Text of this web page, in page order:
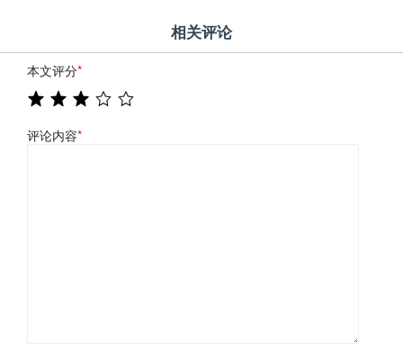
相关评论
本文评分*
评论内容*